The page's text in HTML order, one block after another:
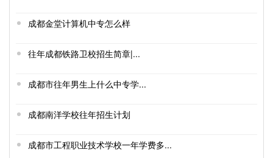
成都金堂计算机中专怎么样
往年成都铁路卫校招生简章|...
成都市往年男生上什么中专学...
成都南洋学校往年招生计划
成都市工程职业技术学校一年学费多...